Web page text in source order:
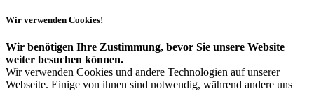
Wir verwenden Cookies!
Wir benötigen Ihre Zustimmung, bevor Sie unsere Website
weiter besuchen können.
Wir verwenden Cookies und andere Technologien auf unserer
Webseite. Einige von ihnen sind notwendig, während andere uns